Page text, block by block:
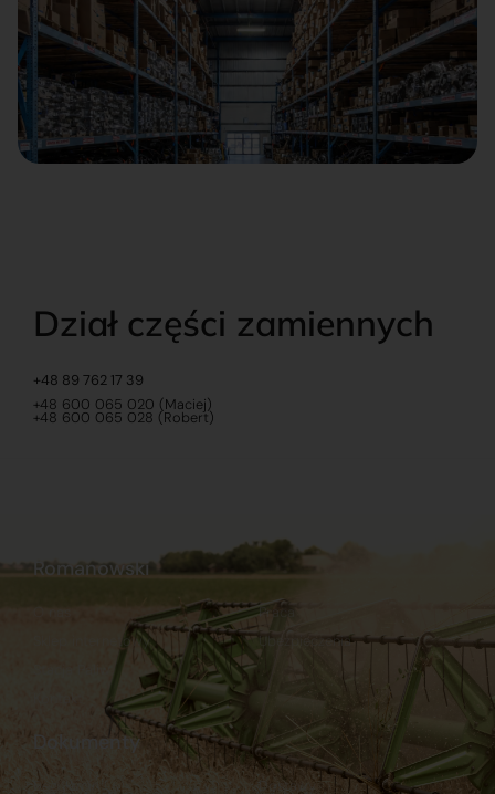
Dział części zamiennych
+48 89 762 17 39
+48 600 065 020 (Maciej)
+48 600 065 028 (Robert)
Dokumenty
Regulamin Dostawy
Romanowski
Sklep internetowy
Praca
Ubezpieczenia